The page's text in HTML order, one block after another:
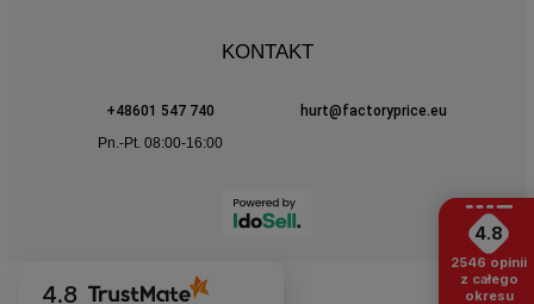
KONTAKT
+48601 547 740
hurt@factoryprice.eu
Pn.-Pt. 08:00-16:00
4.8
4.8
2546 opinii
z całego
okresu